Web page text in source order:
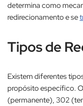
determina como
redirecionamento e se
Tipos de
Existem diferentes
propósito específico.
(permanente), 302